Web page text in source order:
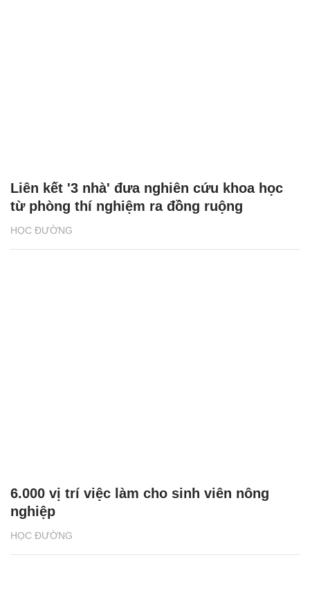
HỌC ĐƯỜNG
Liên kết '3 nhà' đưa nghiên cứu khoa học
từ phòng thí nghiệm ra đồng ruộng
HỌC ĐƯỜNG
6.000 vị trí việc làm cho sinh viên nông
nghiệp